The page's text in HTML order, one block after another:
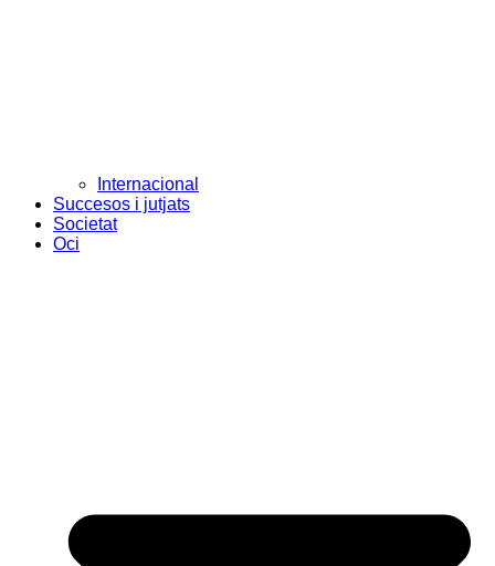
Internacional
Succesos i jutjats
Societat
Oci